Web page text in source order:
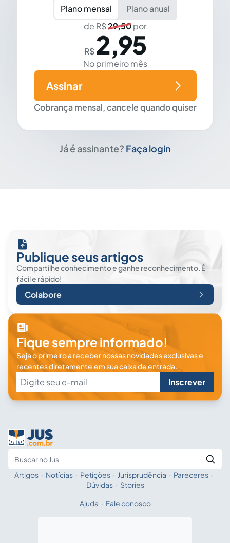
Plano mensal
Plano anual
de R$29,50por
R$ 2,95
No primeiro mês
Cobrança mensal, cancele quando quiser
Assinar
Já é assinante? Faça login
Publique seus artigos
Compartilhe conhecimento e ganhe reconhecimento. É
fácil e rápido!
Colabore
Fique sempre informado!
Seja o primeiro a receber nossas novidades exclusivas e
recentes diretamente em sua caixa de entrada.
Inscrever
Fale com a IA
Artigos · Notícias · Petições · Jurisprudência · Pareceres ·
Dúvidas · Stories
Ajuda · Fale conosco